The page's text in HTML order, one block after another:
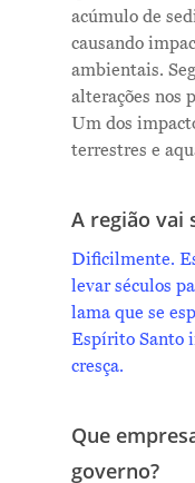
acúmulo de
causando
ambientais.
alterações nos
Um dos
terrestres e
A região vai
Dificilmente.
levar séculos
lama que se
Espírito Santo
cresça.
Que
governo?